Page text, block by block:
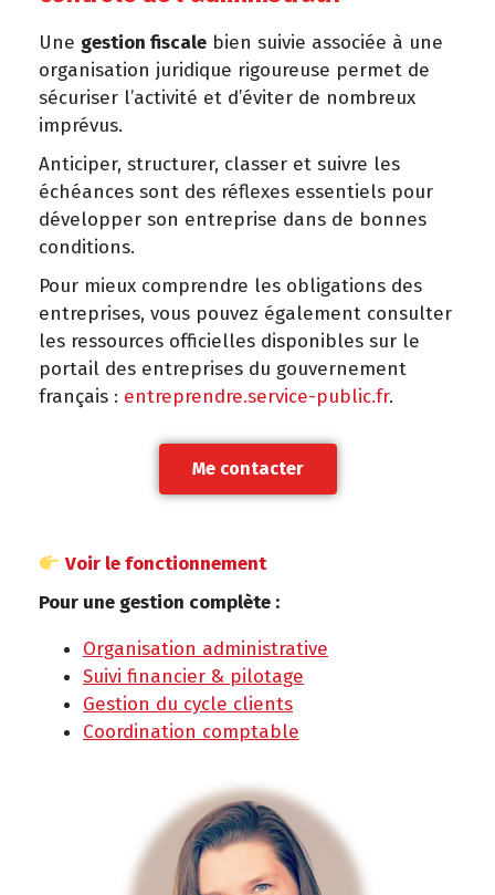
Une gestion fiscale bien suivie associée à une
organisation juridique rigoureuse permet de
sécuriser l’activité et d’éviter de nombreux
imprévus.
Anticiper, structurer, classer et suivre les
échéances sont des réflexes essentiels pour
développer son entreprise dans de bonnes
conditions.
Pour mieux comprendre les obligations des
entreprises, vous pouvez également consulter
les ressources officielles disponibles sur le
portail des entreprises du gouvernement
français : entreprendre.service-public.fr.
Me contacter
Voir le fonctionnement
Pour une gestion complète :
Organisation administrative
Suivi financier & pilotage
Gestion du cycle clients
Coordination comptable